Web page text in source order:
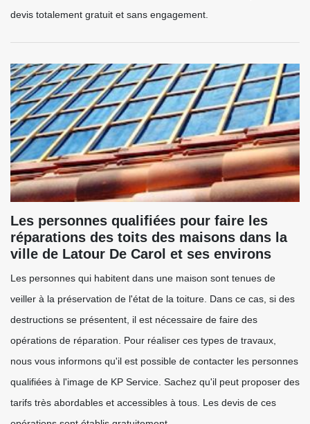
devis totalement gratuit et sans engagement.
Les personnes qualifiées pour faire les
réparations des toits des maisons dans la
ville de Latour De Carol et ses environs
Les personnes qui habitent dans une maison sont tenues de
veiller à la préservation de l'état de la toiture. Dans ce cas, si des
destructions se présentent, il est nécessaire de faire des
opérations de réparation. Pour réaliser ces types de travaux,
nous vous informons qu'il est possible de contacter les personnes
qualifiées à l'image de KP Service. Sachez qu'il peut proposer des
tarifs très abordables et accessibles à tous. Les devis de ces